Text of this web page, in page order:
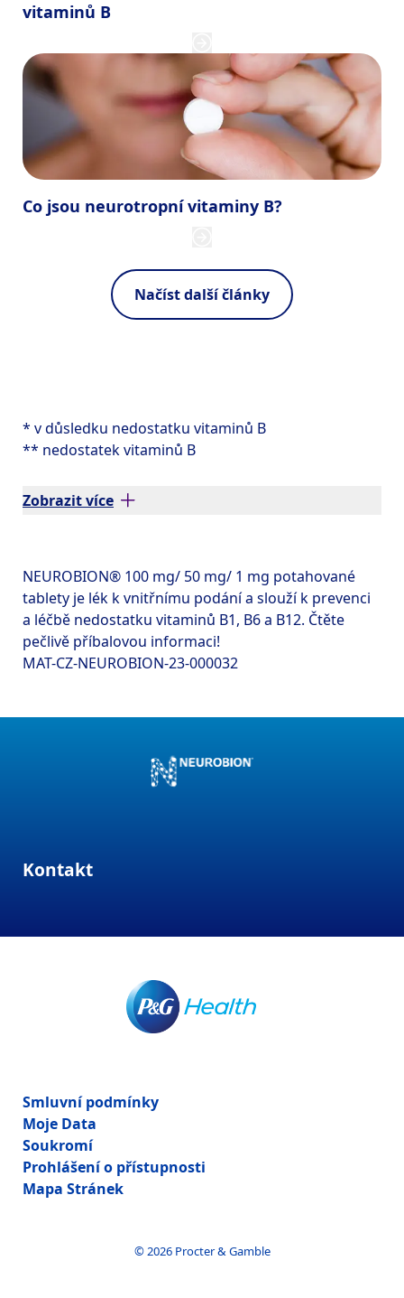
vitaminů B
Co jsou neurotropní vitaminy B?
Načíst další články
Zobrazit více
* v důsledku nedostatku vitaminů B
** nedostatek vitaminů B
NEUROBION® 100 mg/ 50 mg/ 1 mg potahované
tablety je lék k vnitřnímu podání a slouží k prevenci
a léčbě nedostatku vitaminů B1, B6 a B12. Čtěte
pečlivě příbalovou informaci!
Kontakt
Smluvní podmínky
Moje Data
Soukromí
Prohlášení o přístupnosti
Mapa Stránek
© 2026 Procter & Gamble